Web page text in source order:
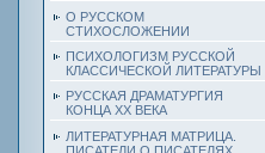
О РУССКОМ
СТИХОСЛОЖЕНИИ
ПСИХОЛОГИЗМ РУССКОЙ
КЛАССИЧЕСКОЙ ЛИТЕРАТУРЫ
РУССКАЯ ДРАМАТУРГИЯ
КОНЦА ХХ ВЕКА
ЛИТЕРАТУРНАЯ МАТРИЦА.